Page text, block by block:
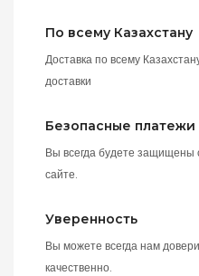
По всему Казахстану
Доставка по всему
доставки
Безопасные платежи
Вы всегда будете
сайте.
Уверенность
Вы можете всегда нам
качественно.